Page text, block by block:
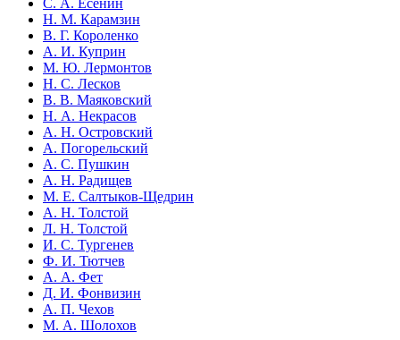
С. А. Есенин
Н. М. Карамзин
В. Г. Короленко
А. И. Куприн
М. Ю. Лермонтов
Н. С. Лесков
В. В. Маяковский
Н. А. Некрасов
А. Н. Островский
А. Погорельский
А. С. Пушкин
А. Н. Радищев
М. Е. Салтыков-Щедрин
А. Н. Толстой
Л. Н. Толстой
И. С. Тургенев
Ф. И. Тютчев
А. А. Фет
Д. И. Фонвизин
А. П. Чехов
М. А. Шолохов